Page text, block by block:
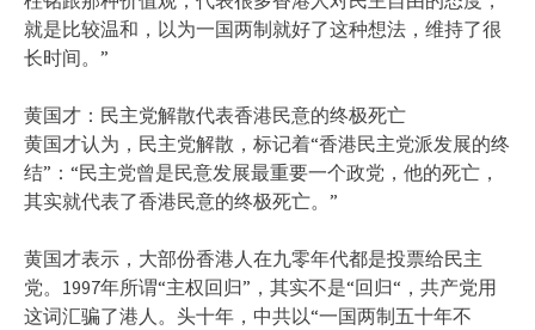
就是比较温和，以为一国两制就好了这种想法，维持了很
长时间。”
黄国才：民主党解散代表香港民意的终极死亡
黄国才认为，民主党解散，标记着“香港民主党派发展的终
结”：“民主党曾是民意发展最重要一个政党，他的死亡，
其实就代表了香港民意的终极死亡。”
黄国才表示，大部份香港人在九零年代都是投票给民主
党。1997年所谓“主权回归”，其实不是“回归“，共产党用
这词汇骗了港人。头十年，中共以“一国两制五十年不